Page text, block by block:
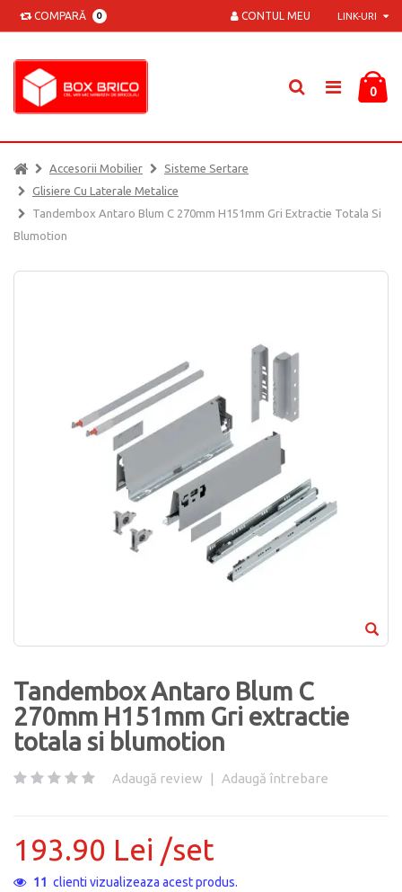
COMPARĂ 0 LINK-URI
CONTUL MEU
0
Accesorii Mobilier
Sisteme Sertare
Glisiere Cu Laterale Metalice
Tandembox Antaro Blum C 270mm H151mm Gri Extractie Totala Si
Blumotion
Tandembox Antaro Blum C
270mm H151mm Gri extractie
totala si blumotion
Adaugă review | Adaugă întrebare
193.90 Lei /set
11 clienti vizualizeaza acest produs.